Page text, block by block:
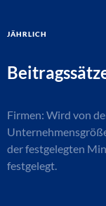
jährlich
Firmen: Wird von
der festgelegten
festgelegt.